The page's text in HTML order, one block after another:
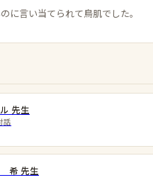
に言い当てられて鳥肌でした。
先生
話
希 先生